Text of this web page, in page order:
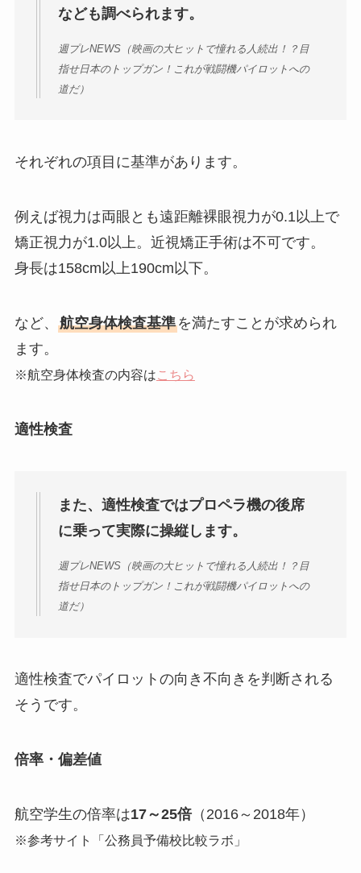
なども調べられます。
週プレNEWS（映画の大ヒットで憧れる人続出！？目
指せ日本のトップガン！これが戦闘機パイロットへの
道だ）
それぞれの項目に基準があります。
例えば視力は両眼とも遠距離裸眼視力が0.1以上で
矯正視力が1.0以上。近視矯正手術は不可です。
身長は158cm以上190cm以下。
など、 航空身体検査基準を満たすことが求められ
ます。
※航空身体検査の内容はこちら
適性検査
また、適性検査ではプロペラ機の後席
に乗って実際に操縦します。
週プレNEWS（映画の大ヒットで憧れる人続出！？目
指せ日本のトップガン！これが戦闘機パイロットへの
道だ）
適性検査でパイロットの向き不向きを判断される
そうです。
倍率・偏差値
航空学生の倍率は17～25倍（2016～2018年）
※参考サイト「公務員予備校比較ラボ」